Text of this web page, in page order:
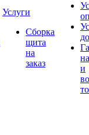
Услуги
Сборка
щита
на
заказ
и